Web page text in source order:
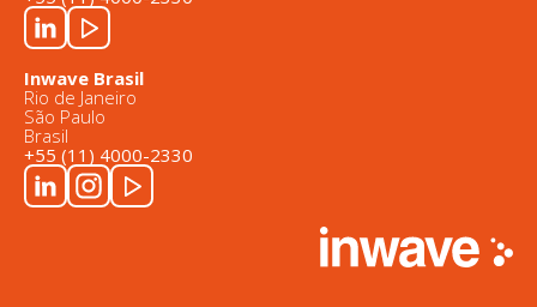
Inwave Brasil
Rio de Janeiro
São Paulo
Brasil
+55 (11) 4000-2330